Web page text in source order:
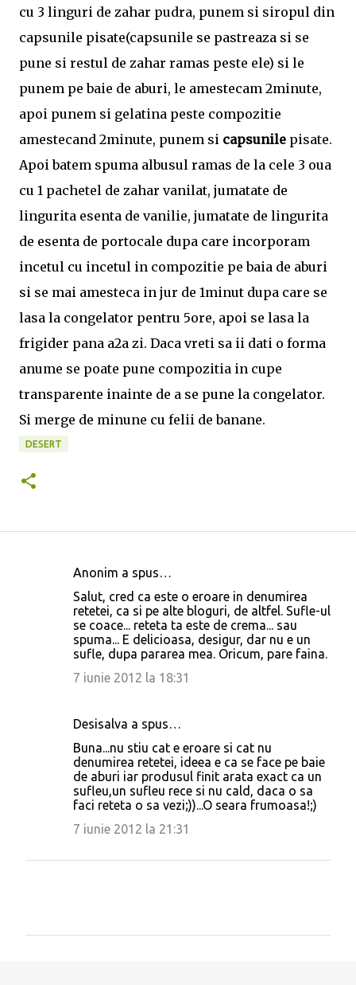
cu 3 linguri de zahar pudra, punem si siropul din
capsunile pisate(capsunile se pastreaza si se
pune si restul de zahar ramas peste ele) si le
punem pe baie de aburi, le amestecam 2minute,
apoi punem si gelatina peste compozitie
amestecand 2minute, punem si capsunile pisate.
Apoi batem spuma albusul ramas de la cele 3 oua
cu 1 pachetel de zahar vanilat, jumatate de
lingurita esenta de vanilie, jumatate de lingurita
de esenta de portocale dupa care incorporam
incetul cu incetul in compozitie pe baia de aburi
si se mai amesteca in jur de 1minut dupa care se
lasa la congelator pentru 5ore, apoi se lasa la
frigider pana a2a zi. Daca vreti sa ii dati o forma
anume se poate pune compozitia in cupe
transparente inainte de a se pune la congelator.
Si merge de minune cu felii de banane.
DESERT
Anonim a spus…
Salut, cred ca este o eroare in denumirea
retetei, ca si pe alte bloguri, de altfel. Sufle-ul
se coace... reteta ta este de crema... sau
spuma... E delicioasa, desigur, dar nu e un
sufle, dupa pararea mea. Oricum, pare faina.
7 iunie 2012 la 18:31
Desisalva a spus…
Buna...nu stiu cat e eroare si cat nu
denumirea retetei, ideea e ca se face pe baie
de aburi iar produsul finit arata exact ca un
sufleu,un sufleu rece si nu cald, daca o sa
faci reteta o sa vezi;))...O seara frumoasa!;)
7 iunie 2012 la 21:31